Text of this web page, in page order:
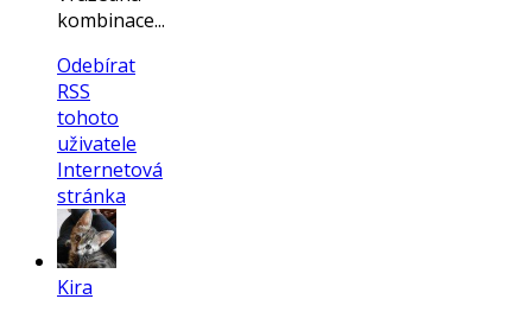
kombinace...
Odebírat
RSS
tohoto
uživatele
Internetová
stránka
Kira